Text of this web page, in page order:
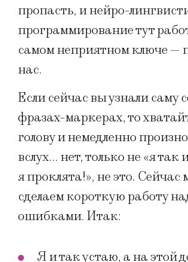
пропасть, и нейро-
программирование тут
самом неприятном ключе —
нас.
Если сейчас вы узнали саму
фразах-маркерах, то
голову и немедленно
вслух… нет, только не «я так
я проклята!», не это. Сейчас
сделаем короткую работу
ошибками. Итак:
Я и так устаю, а на этой